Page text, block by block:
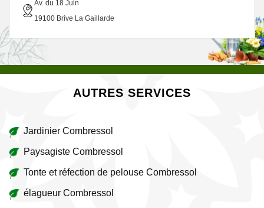
Av. du 18 Juin
19100 Brive La Gaillarde
AUTRES SERVICES
Jardinier Combressol
Paysagiste Combressol
Tonte et réfection de pelouse Combressol
élagueur Combressol